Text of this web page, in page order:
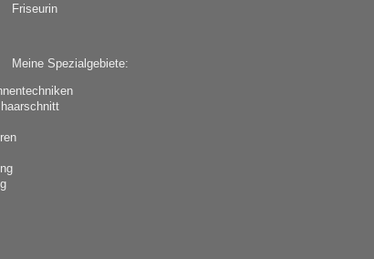
Friseurin
Meine Spezialgebiete: